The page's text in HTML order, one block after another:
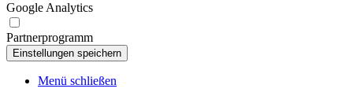
Google Analytics
Partnerprogramm
Menü schließen